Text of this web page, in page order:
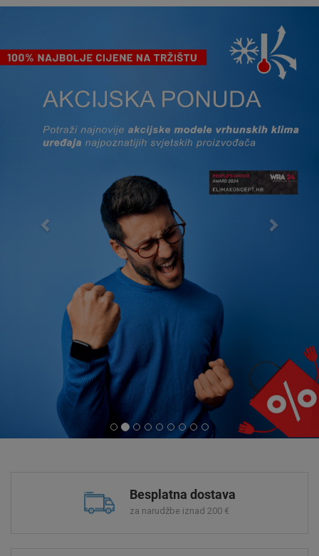
Besplatna dostava
za narudžbe iznad 200 €